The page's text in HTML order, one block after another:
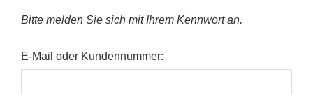
Bitte melden Sie sich mit Ihrem Kennwort an.
E-Mail oder Kundennummer: